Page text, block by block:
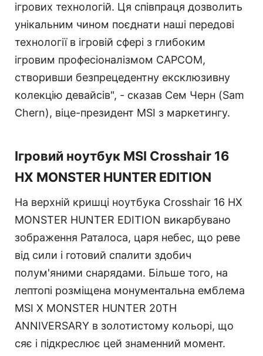
ігрових технологій. Ця співпраця дозволить
унікальним чином поєднати наші передові
технології в ігровій сфері з глибоким
ігровим професіоналізмом CAPCOM,
створивши безпрецедентну ексклюзивну
колекцію девайсів", - сказав Сем Черн (Sam
Chern), віце-президент MSI з маркетингу.
Ігровий ноутбук MSI Crosshair 16
HX MONSTER HUNTER EDITION
На верхній кришці ноутбука Crosshair 16 HX
MONSTER HUNTER EDITION викарбувано
зображення Раталоса, царя небес, що реве
від сили і готовий спалити здобич
полум'яними снарядами. Більше того, на
лептопі розміщена монументальна емблема
MSI X MONSTER HUNTER 20TH
ANNIVERSARY в золотистому кольорі, що
сяє і підкреслює цей знаменний момент.